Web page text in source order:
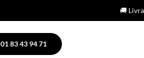
🚚
01 83 43 94 71